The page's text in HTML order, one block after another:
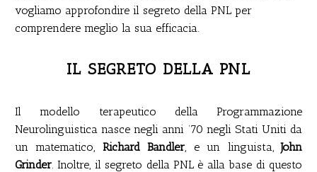
vogliamo approfondire il segreto della PNL per
comprendere meglio la sua efficacia.
IL SEGRETO DELLA PNL
Il modello terapeutico della Programmazione
Neurolinguistica nasce negli anni ’70 negli Stati Uniti da
un matematico, Richard Bandler, e un linguista,John
Grinder. Inoltre, il segreto della PNL è alla base di questo